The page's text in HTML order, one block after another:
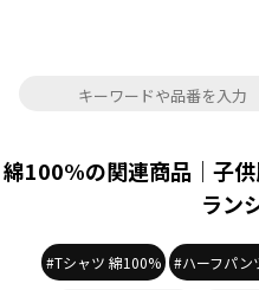
綿100%の関連商品｜子
ラン
#Tシャツ 綿100% #ハーフパン